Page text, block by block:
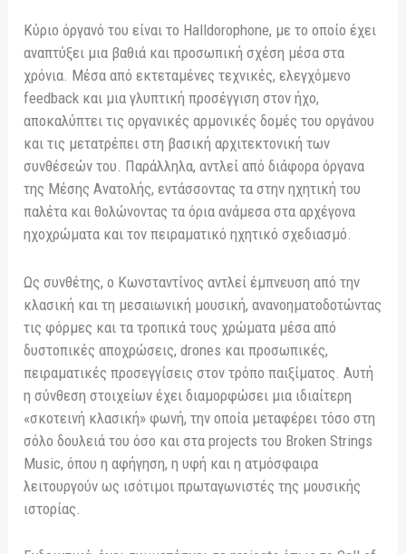
Κύριο όργανό του είναι το Halldorophone, με το οποίο έχει
αναπτύξει μια βαθιά και προσωπική σχέση μέσα στα
χρόνια. Μέσα από εκτεταμένες τεχνικές, ελεγχόμενο
feedback και μια γλυπτική προσέγγιση στον ήχο,
αποκαλύπτει τις οργανικές αρμονικές δομές του οργάνου
και τις μετατρέπει στη βασική αρχιτεκτονική των
συνθέσεών του. Παράλληλα, αντλεί από διάφορα όργανα
της Μέσης Ανατολής, εντάσσοντας τα στην ηχητική του
παλέτα και θολώνοντας τα όρια ανάμεσα στα αρχέγονα
ηχοχρώματα και τον πειραματικό ηχητικό σχεδιασμό.
Ως συνθέτης, ο Κωνσταντίνος αντλεί έμπνευση από την
κλασική και τη μεσαιωνική μουσική, ανανοηματοδοτώντας
τις φόρμες και τα τροπικά τους χρώματα μέσα από
δυστοπικές αποχρώσεις, drones και προσωπικές,
πειραματικές προσεγγίσεις στον τρόπο παιξίματος. Αυτή
η σύνθεση στοιχείων έχει διαμορφώσει μια ιδιαίτερη
«σκοτεινή κλασική» φωνή, την οποία μεταφέρει τόσο στη
σόλο δουλειά του όσο και στα projects του Broken Strings
Music, όπου η αφήγηση, η υφή και η ατμόσφαιρα
λειτουργούν ως ισότιμοι πρωταγωνιστές της μουσικής
ιστορίας.